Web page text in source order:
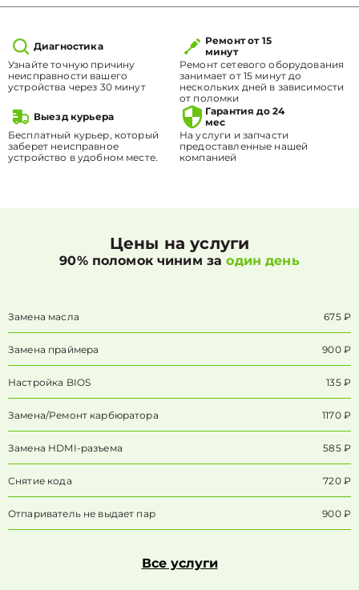
Диагностика
Узнайте точную причину
неисправности вашего
устройства через 30 минут
Ремонт от 15
минут
Ремонт сетевого оборудования
занимает от 15 минут до
нескольких дней в зависимости
от поломки
Выезд курьера
Бесплатный курьер, который
заберет неисправное
устройство в удобном месте.
Гарантия до 24
мес
На услуги и запчасти
предоставленные нашей
компанией
Цены на услуги
90% поломок чиним заодин день
Замена масла 675 ₽
Замена праймера 900 ₽
Настройка BIOS 135 ₽
Замена/Pемонт карбюратора 1170 ₽
Замена HDMI-разъема 585 ₽
Снятие кода 720 ₽
Отпариватель не выдает пар 900 ₽
Все услуги